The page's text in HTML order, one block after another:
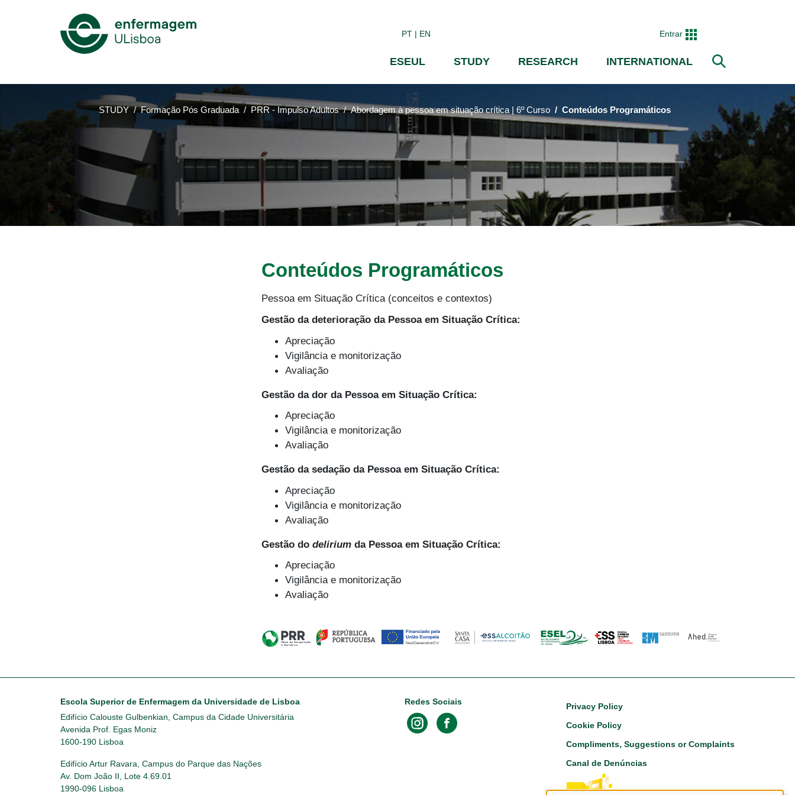
main
PT EN Entrar
Mega
Menu
ESEUL STUDY RESEARCH INTERNATIONAL
STUDY Formação Pós Graduada PRR - Impulso Adultos Abordagem à pessoa em situação crítica | 6º Curso Conteúdos Programáticos
Conteúdos Programáticos
Pessoa em Situação Crítica (conceitos e contextos)
Gestão da deterioração da Pessoa em Situação Crítica:
Apreciação
Vigilância e monitorização
Avaliação
Gestão da dor da Pessoa em Situação Crítica:
Apreciação
Vigilância e monitorização
Avaliação
Gestão da sedação da Pessoa em Situação Crítica:
Apreciação
Vigilância e monitorização
Avaliação
Gestão do delirium da Pessoa em Situação Crítica:
Apreciação
Vigilância e monitorização
Avaliação
Escola Superior de Enfermagem da Universidade de Lisboa
Edifício Calouste Gulbenkian, Campus da Cidade Universitária
Avenida Prof. Egas Moniz
1600-190 Lisboa
Edifício Artur Ravara, Campus do Parque das Nações
Av. Dom João II, Lote 4.69.01
1990-096 Lisboa
Redes Sociais Footer
Privacy Policy
Cookie Policy
Compliments, Suggestions or Complaints
Canal de Denúncias